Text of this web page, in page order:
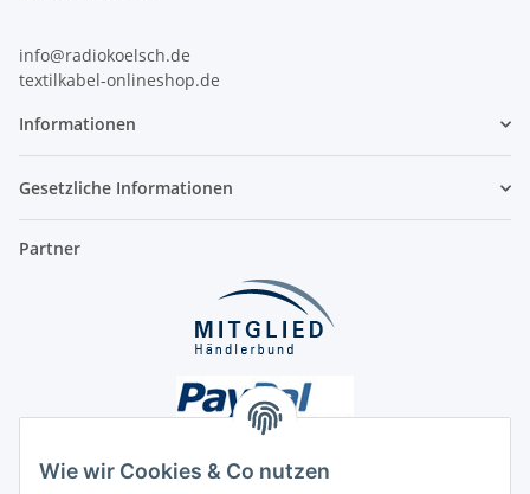
Wie wir Cookies & Co nutzen
info@radiokoelsch.de
textilkabel-onlineshop.de
Informationen
Gesetzliche Informationen
Partner